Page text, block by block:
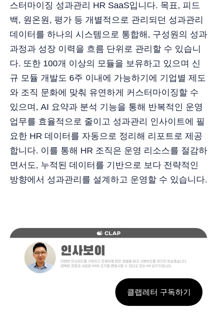
스터마이징 성과관리 HR SaaS입니다. 목표, 피드
백, 원온원, 평가 등 개별적으로 관리되던 성과관리
데이터를 하나의 시스템으로 통합해, 구성원의 성과
과정과 성장 이력을 흐름 단위로 관리할 수 있습니
다. 또한 100개 이상의 모듈을 보유하고 있으며 신
규 모듈 개발도 6주 이내에 가능하기에 기업별 제도
와 조직 문화에 맞춰 유연하게 커스터마이징할 수
있으며, AI 요약과 분석 기능을 통해 반복적인 운영
업무를 효율적으로 줄이고 성과관리 인사이트에 필
요한 HR 데이터를 자동으로 정리해 리포트로 제공
합니다. 이를 통해 HR 조직은 운영 리소스를 절감하
면서도, 누적된 데이터를 기반으로 보다 전략적인
방향에서 성과관리를 설계하고 운영할 수 있습니다.
클랩레터 구독하기